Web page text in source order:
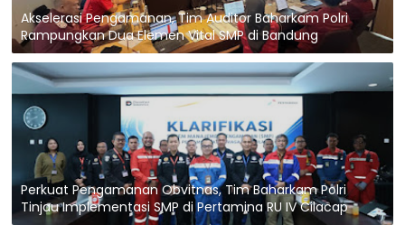
Akselerasi Pengamanan, Tim Auditor Baharkam Polri
Rampungkan Dua Elemen Vital SMP di Bandung
Perkuat Pengamanan Obvitnas, Tim Baharkam Polri
Tinjau Implementasi SMP di Pertamina RU IV Cilacap